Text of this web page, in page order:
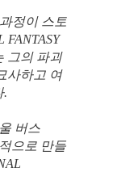
정이 스토
그의 파괴
사하고 여
.
버스
으로 만들